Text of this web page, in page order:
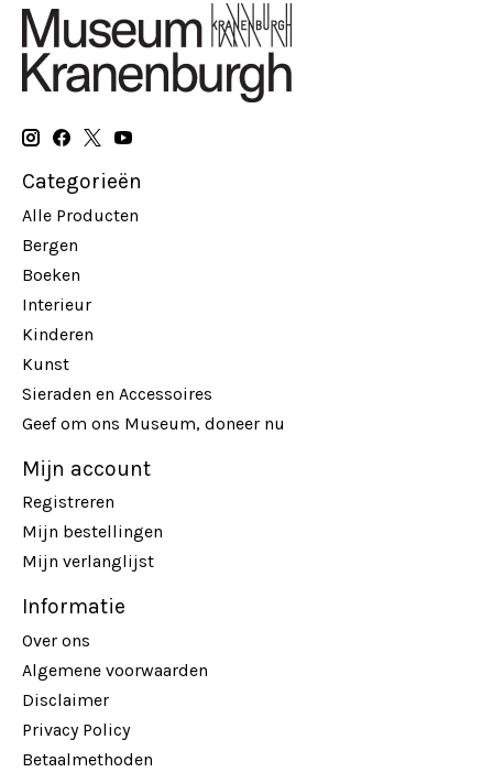
Categorieën
Alle Producten
Bergen
Boeken
Interieur
Kinderen
Kunst
Sieraden en Accessoires
Geef om ons Museum, doneer nu
Mijn account
Registreren
Mijn bestellingen
Mijn verlanglijst
Informatie
Over ons
Algemene voorwaarden
Disclaimer
Privacy Policy
Betaalmethoden